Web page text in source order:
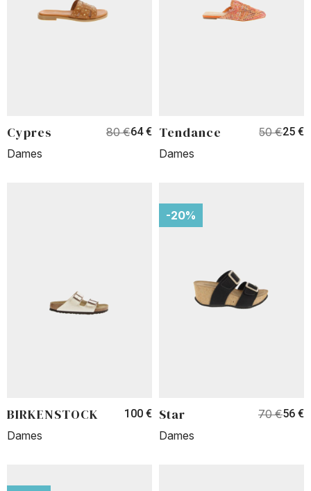
Cypres 80 €64 €
Dames
Tendance 50 €25 €
Dames
BIRKENSTOCK 100 €
Dames
-20%
Star 70 €56 €
Dames